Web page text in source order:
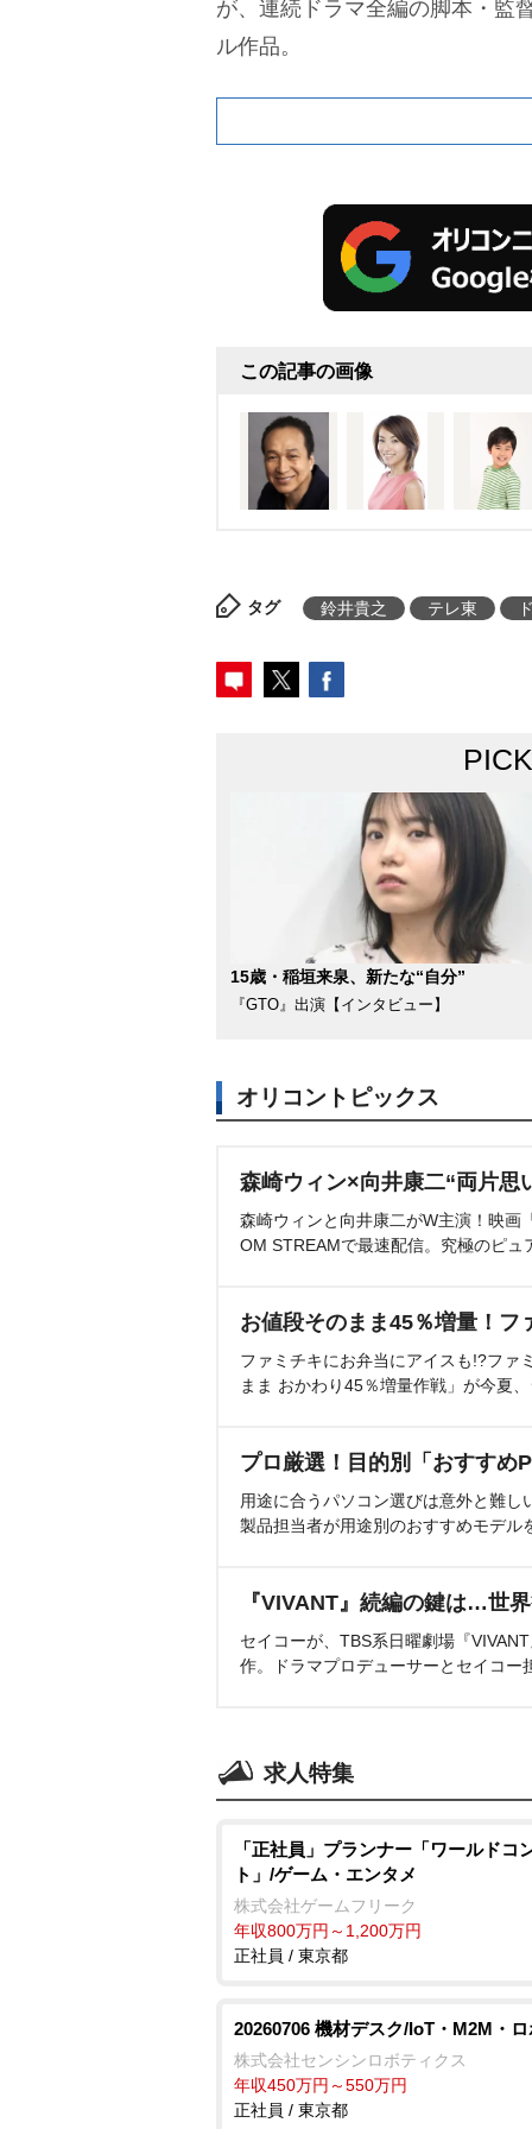
が、連続ドラマ全編の脚本・監
ル作品。
この記事の画像
タグ 鈴井貴之 テレ東
15歳・稲垣来泉、新たな“自分”
『GTO』出演【インタビュー】
オリコントピックス
森崎ウィン×向井康二“両片思
森崎ウィンと向井康二がW主演！映画
OM STREAMで最速配信。究極のピュ
お値段そのまま45％増量！フ
ファミチキにお弁当にアイスも!?ファ
まま おかわり45％増量作戦」が今夏
プロ厳選！目的別「おすすめ
用途に合うパソコン選びは意外と難
製品担当者が用途別のおすすめモデル
『VIVANT』続編の鍵は…世
セイコーが、TBS系日曜劇場『
作。ドラマプロデューサーとセイコー
求人特集
「正社員」プランナー「ワールドコ
ト」/ゲーム・エンタメ
株式会社ゲームフリーク
年収800万円～1,200万円
正社員 / 東京都
20260706 機材デスク/IoT・M2M・
株式会社センシンロボティクス
年収450万円～550万円
正社員 / 東京都